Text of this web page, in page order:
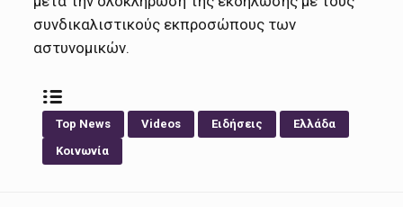
συνδικαλιστικούς εκπροσώπους των
αστυνομικών.
Top News Videos Ειδήσεις
Ελλάδα
Κοινωνία